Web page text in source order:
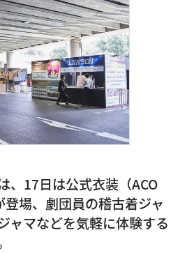
、17日は公式衣装（ACO
場、劇団員の稽古着ジャ
ャマなどを気軽に体験する